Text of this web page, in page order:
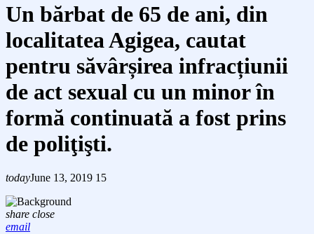
Un bărbat de 65 de ani, din
localitatea Agigea, cautat
pentru săvârșirea infracțiunii
de act sexual cu un minor în
formă continuată a fost prins
de poliţişti.
todayJune 13, 2019 15
share close
email